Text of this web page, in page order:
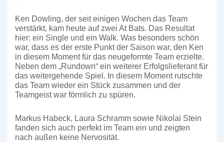
Ken Dowling, der seit einigen Wochen das Team
verstärkt, kam heute auf zwei At Bats. Das Resultat
hier: ein Single und ein Walk. Was besonders schön
war, dass es der erste Punkt der Saison war, den Ken
in diesem Moment für das neugeformte Team erzielte.
Neben dem „Rundown“ ein weiterer Erfolgslieferant für
das weitergehende Spiel. In diesem Moment rutschte
das Team wieder ein Stück zusammen und der
Teamgeist war förmlich zu spüren.
Markus Habeck, Laura Schramm sowie Nikolai Stein
fanden sich auch perfekt im Team ein und zeigten
nach außen keine Nervosität.